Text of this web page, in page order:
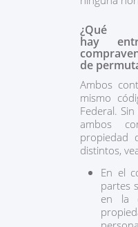
hay
de
Ambos
mismo
Federal.
ambos
propiedad
distintos,
En el
partes
en la